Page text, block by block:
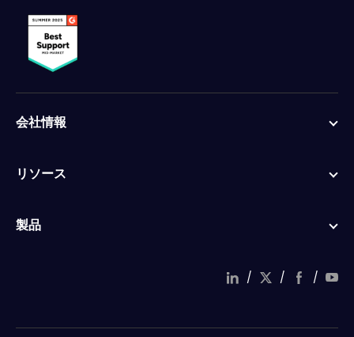
会社情報
リソース
製品
/ / /